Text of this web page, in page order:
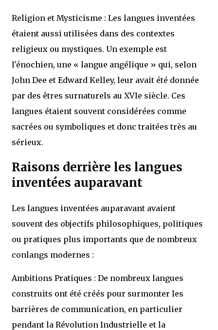
Religion et Mysticisme : Les langues inventées
étaient aussi utilisées dans des contextes
religieux ou mystiques. Un exemple est
l'énochien, une « langue angélique » qui, selon
John Dee et Edward Kelley, leur avait été donnée
par des êtres surnaturels au XVIe siècle. Ces
langues étaient souvent considérées comme
sacrées ou symboliques et donc traitées très au
sérieux.
Raisons derrière les langues
inventées auparavant
Les langues inventées auparavant avaient
souvent des objectifs philosophiques, politiques
ou pratiques plus importants que de nombreux
conlangs modernes :
Ambitions Pratiques : De nombreux langues
construits ont été créés pour surmonter les
barrières de communication, en particulier
pendant la Révolution Industrielle et la